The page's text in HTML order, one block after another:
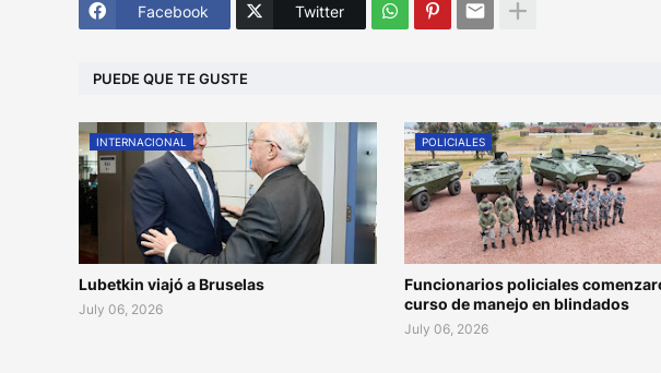
Facebook Twitter
PUEDE QUE TE GUSTE
INTERNACIONAL
Lubetkin viajó a Bruselas
July 06, 2026
POLICIALES
Funcionarios policiales
curso de manejo en blindados
July 06, 2026